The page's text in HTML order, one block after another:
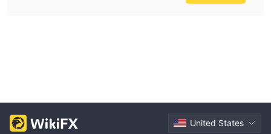
United States